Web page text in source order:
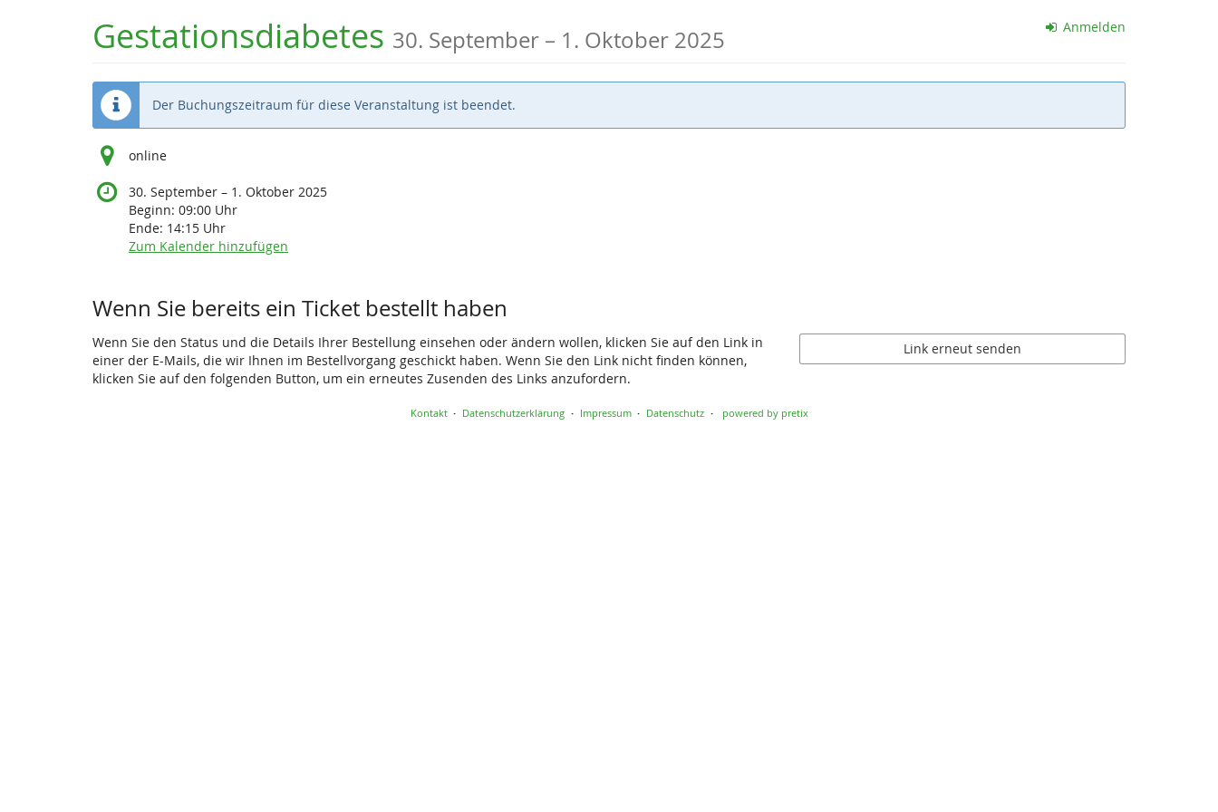
Gestationsdiabetes 30. September – bis
1. Oktober 2025 Anmelden
Der Buchungszeitraum für diese Veranstaltung ist beendet.
online
30. September –bis1. Oktober 2025
Beginn: 09:00 Uhr
Ende: 14:15 Uhr
Zum Kalender hinzufügen
Wenn Sie bereits ein Ticket bestellt haben
Wenn Sie den Status und die Details Ihrer Bestellung einsehen oder ändern wollen, klicken Sie auf den Link in
einer der E-Mails, die wir Ihnen im Bestellvorgang geschickt haben. Wenn Sie den Link nicht finden können,
klicken Sie auf den folgenden Button, um ein erneutes Zusenden des Links anzufordern.
Link erneut senden
Kontakt Datenschutzerklärung Impressum Datenschutz powered by pretix